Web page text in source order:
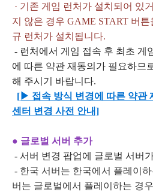
· 기존 게임 런처가 설치되어 있
지 않은 경우 GAME START 버
규 런처가 설치됩니다.
- 런처에서 게임 접속 후 최초 게
에 따른 약관 재동의가 필요하므
해 주시기 바랍니다.
[▶ 접속 방식 변경에 따른 약관
센터 변경 사전 안내]
● 글로벌 서버 추가
- 서버 변경 팝업에 글로벌 서버
- 한국 서버는 한국에서 플레이
버는 글로벌에서 플레이하는 경